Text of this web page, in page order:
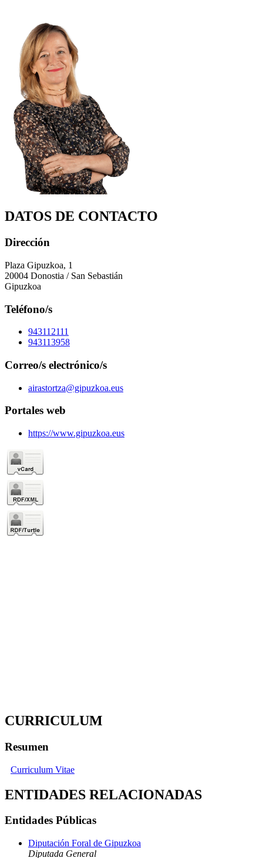
DATOS DE CONTACTO
Dirección
Plaza Gipuzkoa, 1
20004 Donostia / San Sebastián
Gipuzkoa
Teléfono/s
943112111
943113958
Correo/s electrónico/s
airastortza@gipuzkoa.eus
Portales web
https://www.gipuzkoa.eus
CURRICULUM
Resumen
Curriculum Vitae
ENTIDADES RELACIONADAS
Entidades Públicas
Diputación Foral de Gipuzkoa
Diputada General